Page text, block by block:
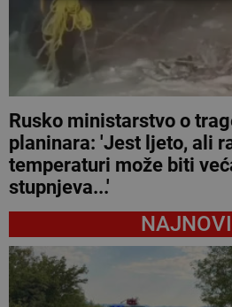
Rusko ministarstvo o
planinara: 'Jest ljeto, ali
temperaturi može biti
stupnjeva...'